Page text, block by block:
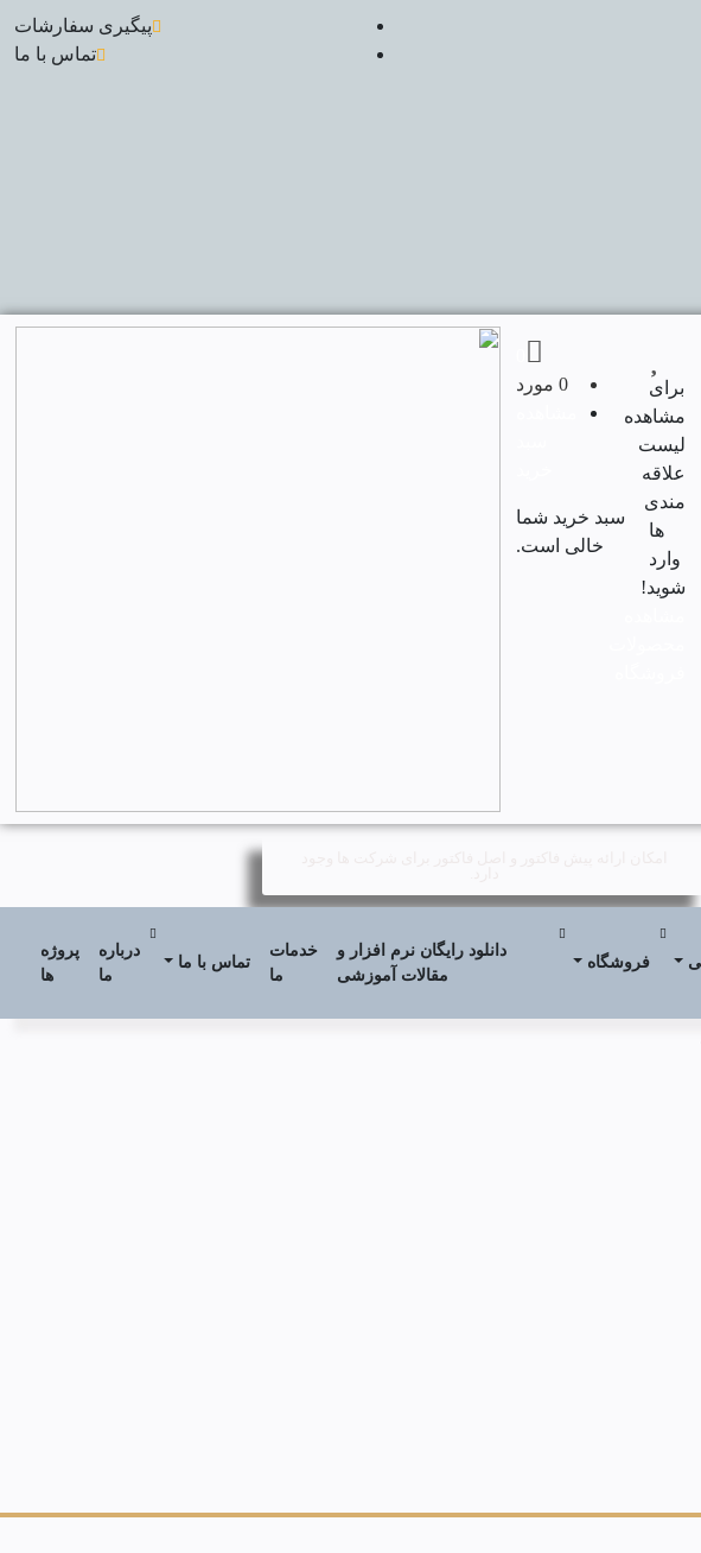
پیگیری سفارشات
تماس با ما
برای
مشاهده
لیست
علاقه
مندی
ها
وارد
شوید!
0 مورد
سبد خرید شما
خالی است.
فروشگاه
دانلود رایگان نرم افزار و
مقالات آموزشی
خدمات
ما
تماس با ما
درباره
ما
پروژه
ها